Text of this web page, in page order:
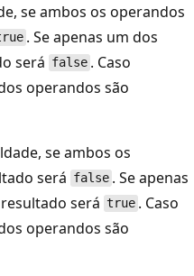
se ambos os operandos
. Se apenas um dos
será false. Caso
operandos são
se ambos os
será false. Se apenas
resultado serátrue. Caso
operandos são